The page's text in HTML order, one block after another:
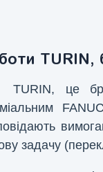
TURIN,
TURIN, це
задачу